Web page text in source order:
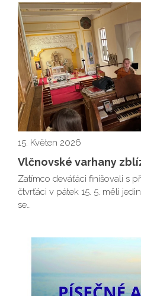
15. Květen 2026
Vlčnovské varhany
Zatímco deváťáci finišovali s
čtvrťáci v pátek 15. 5. měli
se…